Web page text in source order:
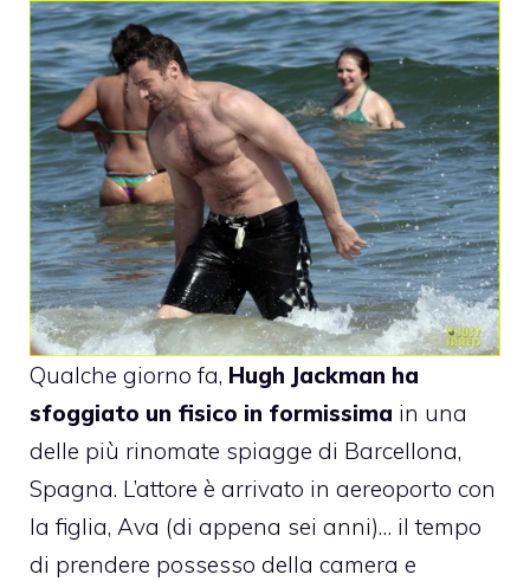
Qualche giorno fa, Hugh Jackman ha
sfoggiato un fisico in formissima in una
delle più rinomate spiagge di Barcellona, ​​
Spagna. L’attore è arrivato in aereoporto con
la figlia, Ava (di appena sei anni)… il tempo
di prendere possesso della camera e